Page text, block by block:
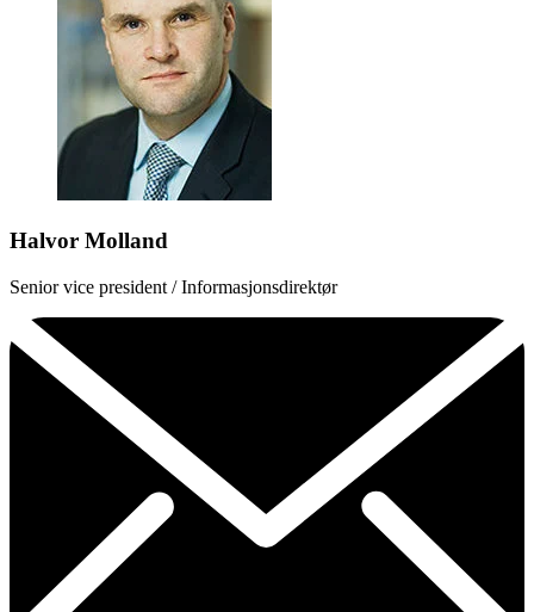
Halvor Molland
Senior vice president / Informasjonsdirektør